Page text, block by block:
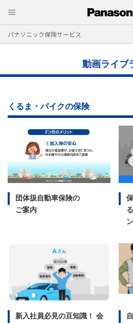
パナソニック保険サービス
動画ライブ
くるま・バイクの保険
団体扱自動車保険の
ご案内
新入社員必見の豆知識！ 会